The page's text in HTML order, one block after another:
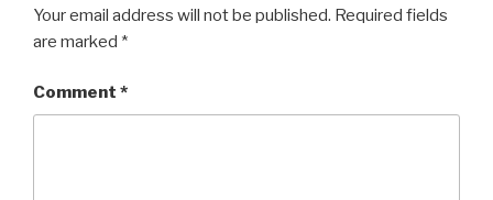
k
Your email address will not be published. Required fields
are marked *
Comment *